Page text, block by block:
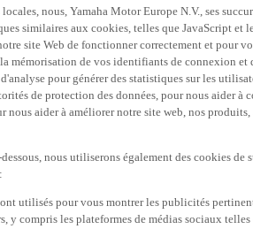
nous, Yamaha Motor Europe N.V., ses
similaires aux cookies, telles que JavaScript et
site Web de fonctionner correctement et pour
mémorisation de vos identifiants de connexion et
pour générer des statistiques sur les
de protection des données, pour nous aider à
aider à améliorer notre site web, nos
nous utiliserons également des cookies de
utilisés pour vous montrer les publicités
y compris les plateformes de médias sociaux